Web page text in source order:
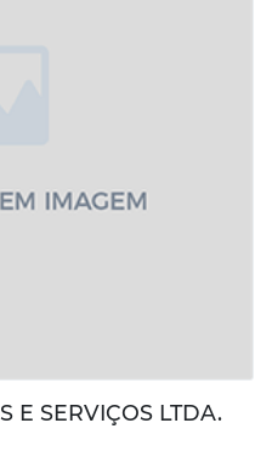
E SERVIÇOS LTDA.